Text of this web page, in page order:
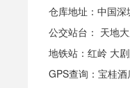
仓库地址：中国
公交站台： 天地
地铁站：红岭 大
GPS查询：宝桂酒